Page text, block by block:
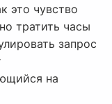
это чувство
тратить часы
запрос
на